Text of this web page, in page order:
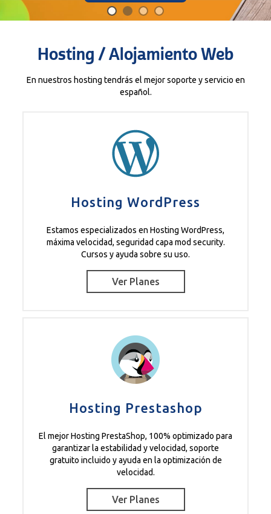
Hosting / Alojamiento Web
En nuestros hosting tendrás el mejor soporte y servicio en
español.
Hosting WordPress
Estamos especializados en Hosting WordPress,
máxima velocidad, seguridad capa mod security.
Cursos y ayuda sobre su uso.
Ver Planes
Hosting Prestashop
El mejor Hosting PrestaShop, 100% optimizado para
garantizar la estabilidad y velocidad, soporte
gratuito incluido y ayuda en la optimización de
velocidad.
Ver Planes